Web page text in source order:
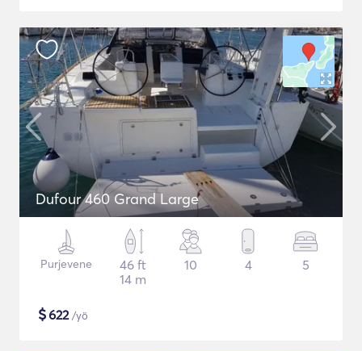
Dufour 460 Grand Large
Purjevene
46 ft
14 m
10 4 5
$622/yö